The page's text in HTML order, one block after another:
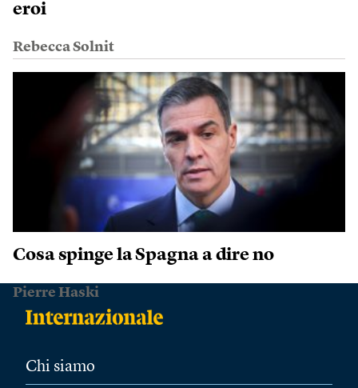
eroi
Rebecca Solnit
Cosa spinge la Spagna a dire no
Pierre Haski
Chi siamo